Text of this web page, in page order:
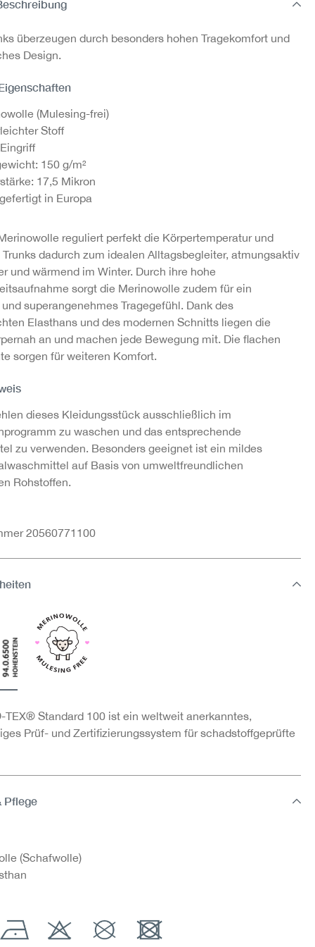
überzeugen durch besonders hohen Tragekomfort und
Design.
(Mulesing-frei)
Stoff
150 g/m²
17,5 Mikron
in Europa
reguliert perfekt die Körpertemperatur und
dadurch zum idealen Alltagsbegleiter, atmungsaktiv
und wärmend im Winter. Durch ihre hohe
sorgt die Merinowolle zudem für ein
superangenehmes Tragegefühl. Dank des
Elasthans und des modernen Schnitts liegen die
an und machen jede Bewegung mit. Die flachen
sorgen für weiteren Komfort.
dieses Kleidungsstück ausschließlich im
zu waschen und das entsprechende
zu verwenden. Besonders geeignet ist ein mildes
auf Basis von umweltfreundlichen
Rohstoffen.
20560771100
TEX® Standard 100 ist ein weltweit anerkanntes,
Prüf- und Zertifizierungssystem für schadstoffgeprüfte
Pflege
(Schafwolle)